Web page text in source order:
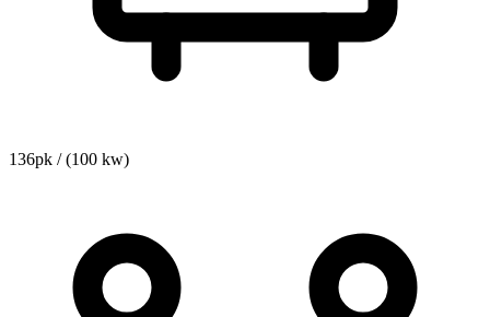
136pk / (100 kw)